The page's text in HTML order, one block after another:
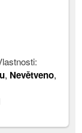
, Nevětveno,